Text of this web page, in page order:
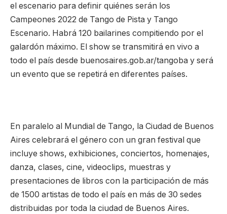
el escenario para definir quiénes serán los
Campeones 2022 de Tango de Pista y Tango
Escenario. Habrá 120 bailarines compitiendo por el
galardón máximo. El show se transmitirá en vivo a
todo el país desde buenosaires.gob.ar/tangoba y será
un evento que se repetirá en diferentes países.
En paralelo al Mundial de Tango, la Ciudad de Buenos
Aires celebrará el género con un gran festival que
incluye shows, exhibiciones, conciertos, homenajes,
danza, clases, cine, videoclips, muestras y
presentaciones de libros con la participación de más
de 1500 artistas de todo el país en más de 30 sedes
distribuidas por toda la ciudad de Buenos Aires.